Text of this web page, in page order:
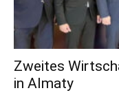
Zweites
in Almaty